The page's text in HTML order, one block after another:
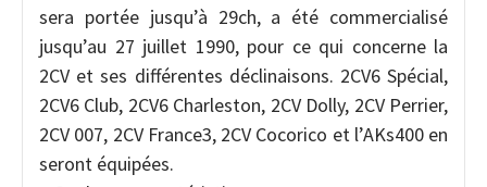
sera portée jusqu’à 29ch, a été commercialisé
jusqu’au 27 juillet 1990, pour ce qui concerne la
2CV et ses différentes déclinaisons. 2CV6 Spécial,
2CV6 Club, 2CV6 Charleston, 2CV Dolly, 2CV Perrier,
2CV 007, 2CV France3, 2CV Cocorico et l’AKs400 en
seront équipées.